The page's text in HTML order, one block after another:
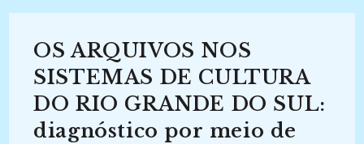
OS ARQUIVOS NOS
SISTEMAS DE CULTURA
DO RIO GRANDE DO SUL:
diagnóstico por meio de